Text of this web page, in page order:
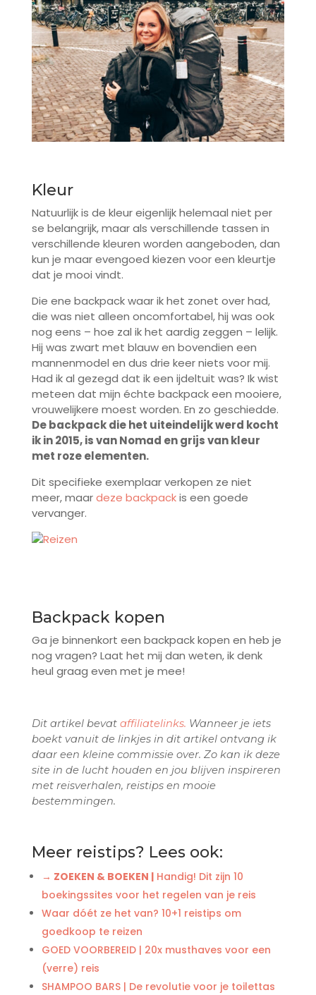
Kleur
Natuurlijk is de kleur eigenlijk helemaal niet per
se belangrijk, maar als verschillende tassen in
verschillende kleuren worden aangeboden, dan
kun je maar evengoed kiezen voor een kleurtje
dat je mooi vindt.
Die ene backpack waar ik het zonet over had,
die was niet alleen oncomfortabel, hij was ook
nog eens – hoe zal ik het aardig zeggen – lelijk.
Hij was zwart met blauw en bovendien een
mannenmodel en dus drie keer niets voor mij.
Had ik al gezegd dat ik een ijdeltuit was? Ik wist
meteen dat mijn échte backpack een mooiere,
vrouwelijkere moest worden. En zo geschiedde.
De backpack die het uiteindelijk werd kocht
ik in 2015, is van Nomad en grijs van kleur
met roze elementen.
Dit specifieke exemplaar verkopen ze niet
meer, maardeze backpackis een goede
vervanger.
Backpack kopen
Ga je binnenkort een backpack kopen en heb je
nog vragen? Laat het mij dan weten, ik denk
heul graag even met je mee!
Dit artikel bevat affiliatelinks. Wanneer je iets
boekt vanuit de linkjes in dit artikel ontvang ik
daar een kleine commissie over. Zo kan ik deze
site in de lucht houden en jou blijven inspireren
met reisverhalen, reistips en mooie
bestemmingen.
Meer reistips? Lees ook:
→ ZOEKEN & BOEKEN |Handig! Dit zijn 10
boekingssites voor het regelen van je reis
Waar dóét ze het van? 10+1 reistips om
goedkoop te reizen
GOED VOORBEREID | 20x musthaves voor een
(verre) reis
SHAMPOO BARS | De revolutie voor je toilettas